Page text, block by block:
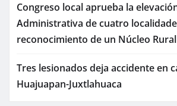
Congreso local aprueba la
Administrativa de cuatro
reconocimiento de un Núcleo Rural
Tres lesionados deja accidente en
Huajuapan-Juxtlahuaca